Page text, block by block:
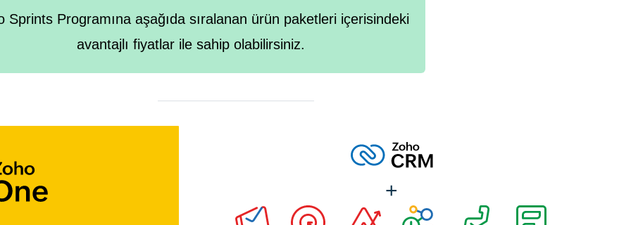
Sprints Programına aşağıda sıralanan ürün paketleri içerisindeki
avantajlı fiyatlar ile sahip olabilirsiniz.
+